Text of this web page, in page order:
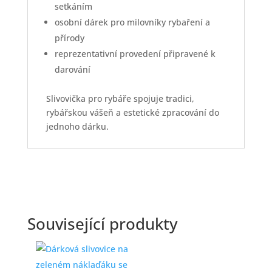
setkáním
osobní dárek pro milovníky rybaření a
přírody
reprezentativní provedení připravené k
darování
Slivovička pro rybáře spojuje tradici,
rybářskou vášeň a estetické zpracování do
jednoho dárku.
Související produkty